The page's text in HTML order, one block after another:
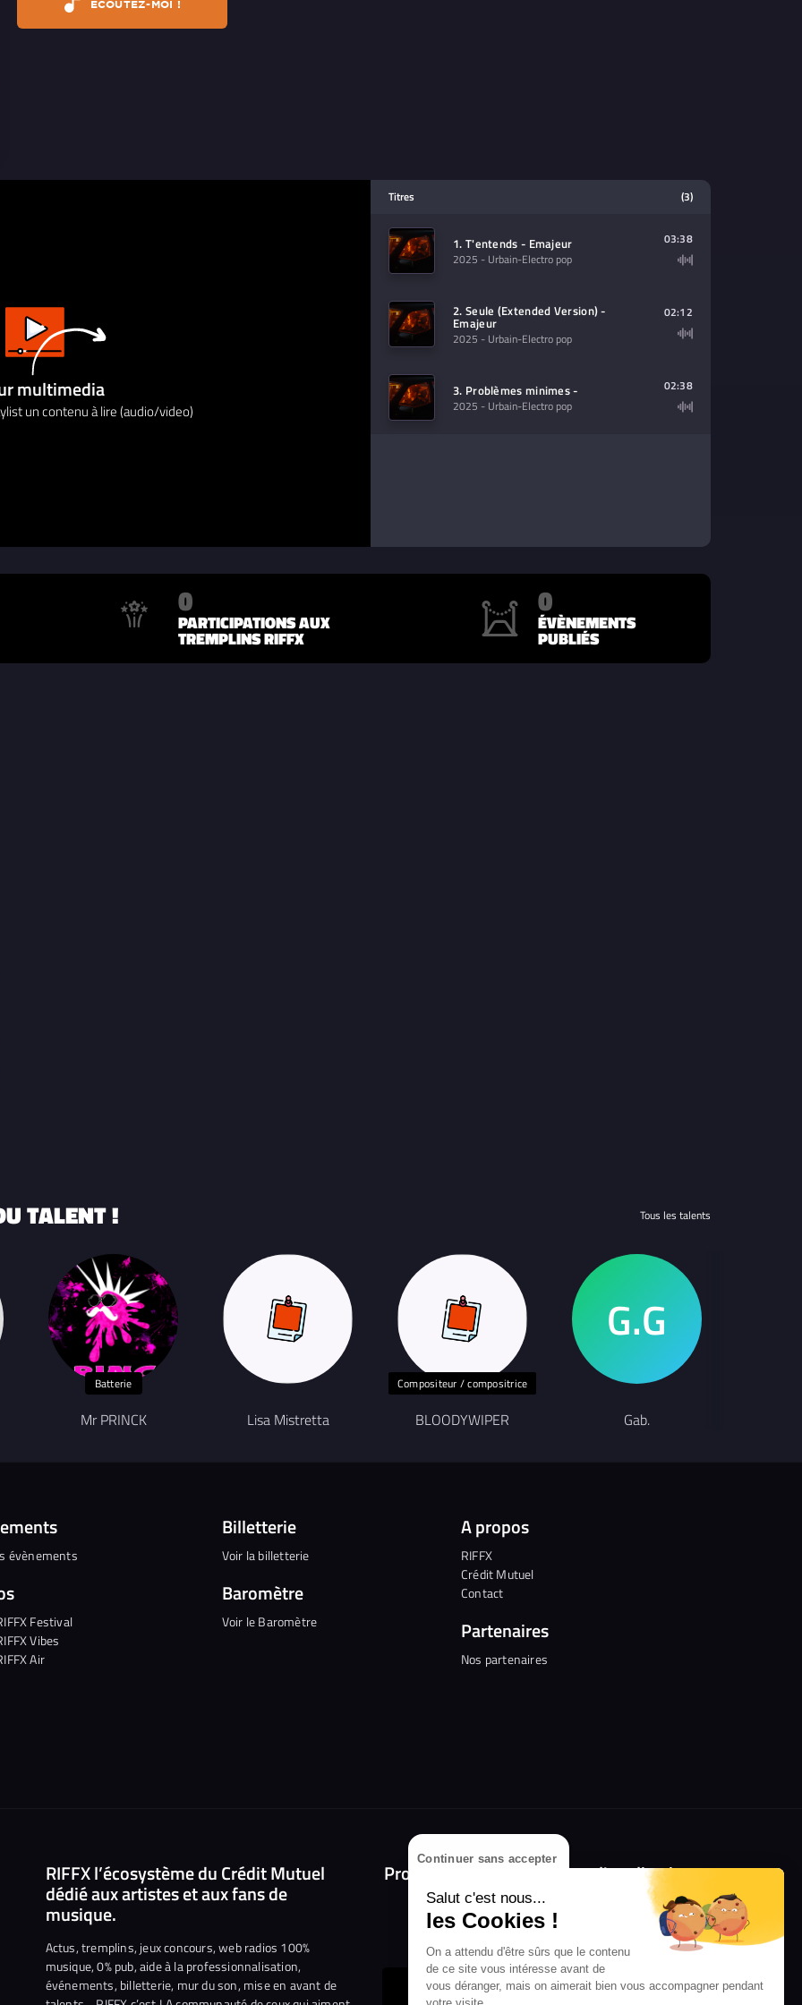
Continuer sans accepter
Salut c'est nous...
les Cookies !
On a attendu d'être sûrs que le contenu
de ce site vous intéresse avant de
vous déranger, mais on aimerait bien vous accompagner pendant
ÉCOUTEZ-MOI !
multimedia
un contenu à lire (audio/video)
Titres (3)
1. T'entends - Emajeur
2025 - Urbain-Electro pop
03:38
2. Seule (Extended Version) -
Emajeur
2025 - Urbain-Electro pop
02:12
3. Problèmes minimes -
2025 - Urbain-Electro pop
02:38
0
PARTICIPATIONS AUX
TREMPLINS RIFFX
0
ÉVÈNEMENTS
PUBLIÉS
TALENT ! Tous les talents
Batterie
Mr PRINCK Lisa Mistretta
Compositeur / compositrice
BLOODYWIPER Gab.
évènements
Festival
Vibes
Air
Billetterie
Voir la billetterie
Baromètre
Voir le Baromètre
A propos
RIFFX
Crédit Mutuel
Contact
Partenaires
Nos partenaires
RIFFX l’écosystème du Crédit Mutuel
dédié aux artistes et aux fans de
musique.
Actus, tremplins, jeux concours, web radios 100%
musique, 0% pub, aide à la professionnalisation,
événements, billetterie, mur du son, mise en avant de
Prolongez l'expérience avec l'application
RIFFX !
Disponible sur l'App Store et Google Play